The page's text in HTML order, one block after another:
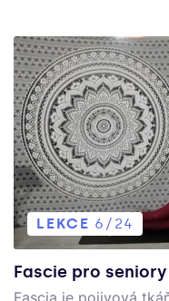
LEKCE 6/24
Fascie pro seniory
Fascia je pojivová